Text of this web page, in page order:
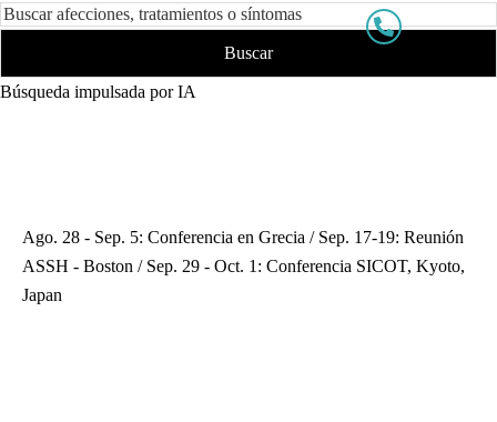
Búsqueda impulsada por IA
Ago. 28 - Sep. 5: Conferencia en Grecia / Sep. 17-19: Reunión
ASSH - Boston / Sep. 29 - Oct. 1: Conferencia SICOT, Kyoto,
Japan